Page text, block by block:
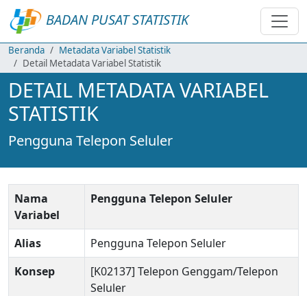
BADAN PUSAT STATISTIK
Beranda
Metadata Variabel Statistik
Detail Metadata Variabel Statistik
DETAIL METADATA VARIABEL
STATISTIK
Pengguna Telepon Seluler
Nama
Variabel
Pengguna Telepon Seluler
Alias
Pengguna Telepon Seluler
Konsep
[K02137] Telepon Genggam/Telepon
Seluler